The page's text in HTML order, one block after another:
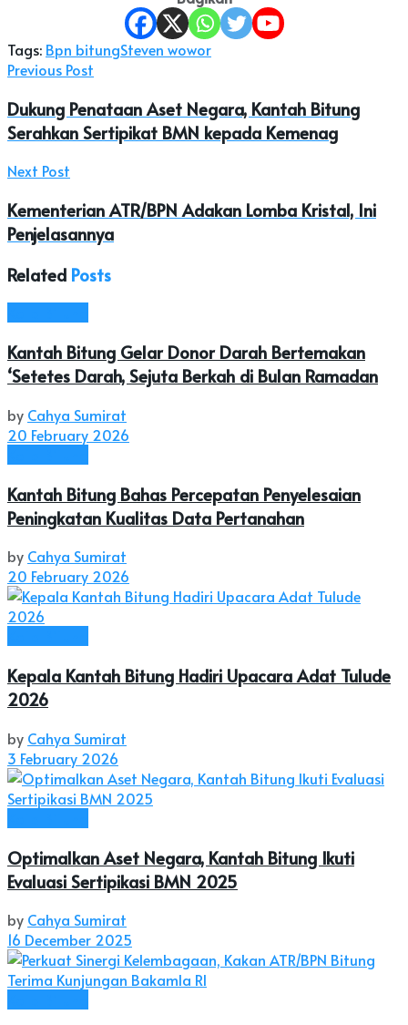
Tags: Bpn bitungSteven wowor
Previous Post
Dukung Penataan Aset Negara, Kantah Bitung
Serahkan Sertipikat BMN kepada Kemenag
Next Post
Kementerian ATR/BPN Adakan Lomba Kristal, Ini
Penjelasannya
Related Posts
Kantah Bitung Gelar Donor Darah Bertemakan
‘Setetes Darah, Sejuta Berkah di Bulan Ramadan
by Cahya Sumirat
20 February 2026
Kantah Bitung Bahas Percepatan Penyelesaian
Peningkatan Kualitas Data Pertanahan
by Cahya Sumirat
20 February 2026
Kepala Kantah Bitung Hadiri Upacara Adat Tulude
2026
by Cahya Sumirat
3 February 2026
Optimalkan Aset Negara, Kantah Bitung Ikuti
Evaluasi Sertipikasi BMN 2025
by Cahya Sumirat
16 December 2025